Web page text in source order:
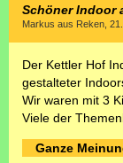
Schöner Indoor
Markus aus Reken,
Der Kettler Hof
gestalteter
Wir waren mit 3
Viele der
Ganze